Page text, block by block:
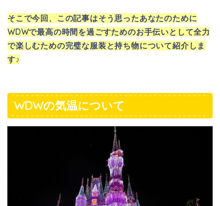
そこで今回、この記事はそう思ったあなたのために
WDWで最高の時間を過ごすためのお手伝いとして全力
で楽しむための完璧な服装と持ち物について紹介しま
す♪
WDWの気温について